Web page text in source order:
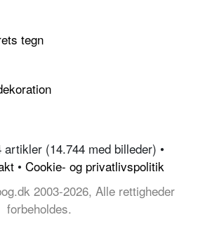
tegn
artikler (14.744 med billeder) •
• Cookie- og privatlivspolitik
2003-2026, Alle rettigheder
forbeholdes.